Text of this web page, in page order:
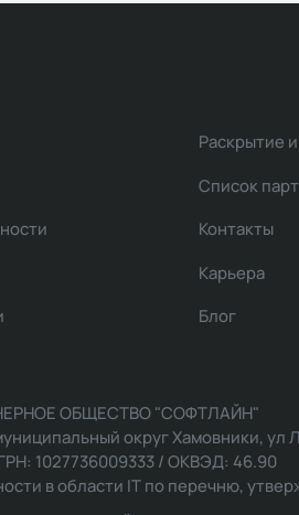
Раскрытие
Список
Контакты
Карьера
Блог
ОБЩЕСТВО "СОФТЛАЙН"
округ Хамовники, ул
1027736009333 / ОКВЭД: 46.90
в области IT по перечню,